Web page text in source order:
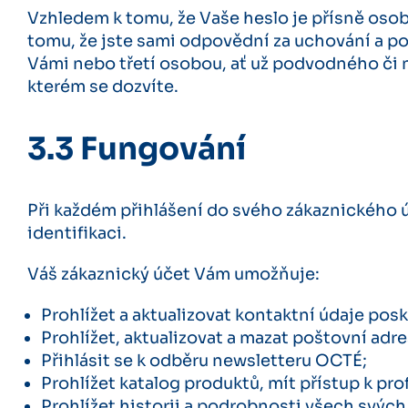
Vzhledem k tomu, že Vaše heslo je přísně
tomu, že jste sami odpovědní za uchování a
Vámi nebo třetí osobou, ať už podvodného či
kterém se dozvíte.
3.3 Fungování
Při každém přihlášení do svého
identifikaci.
Váš zákaznický účet Vám umožňuje:
Prohlížet a aktualizovat kontaktní údaje
Prohlížet, aktualizovat a mazat poštovní
Přihlásit se k odběru newsletteru OCTÉ;
Prohlížet katalog produktů, mít přístup k